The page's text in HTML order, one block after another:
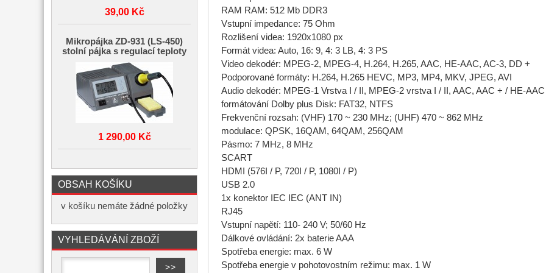
RAM RAM: 512 Mb DDR3
Vstupní impedance: 75 Ohm
Rozlišení videa: 1920x1080 px
Formát videa: Auto, 16: 9, 4: 3 LB, 4: 3 PS
Video dekodér: MPEG-2, MPEG-4, H.264, H.265, AAC, HE-AAC, AC-3, DD +
Podporované formáty: H.264, H.265 HEVC, MP3, MP4, MKV, JPEG, AVI
Audio dekodér: MPEG-1 Vrstva I / II, MPEG-2 vrstva I / II, AAC, AAC + / HE-AAC
formátování Dolby plus Disk: FAT32, NTFS
Frekvenční rozsah: (VHF) 170 ~ 230 MHz; (UHF) 470 ~ 862 MHz
modulace: QPSK, 16QAM, 64QAM, 256QAM
Pásmo: 7 MHz, 8 MHz
SCART
HDMI (576I / P, 720I / P, 1080I / P)
USB 2.0
1x konektor IEC IEC (ANT IN)
RJ45
Vstupní napětí: 110- 240 V; 50/60 Hz
Dálkové ovládání: 2x baterie AAA
Spotřeba energie: max. 6 W
Spotřeba energie v pohotovostním režimu: max. 1 W
39,00 Kč
Mikropájka ZD-931 (LS-450)
stolní pájka s regulací teploty
1 290,00 Kč
OBSAH KOŠÍKU
v košíku nemáte žádné položky
VYHLEDÁVÁNÍ ZBOŽÍ